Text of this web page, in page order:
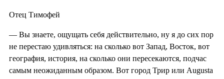
Отец Тимофей
— Вы знаете, ощущать себя действительно, ну я до сих пор
не перестаю удивляться: на сколько вот Запад, Восток, вот
география, история, на сколько они пересекаются, подчас
самым неожиданным образом. Вот город Трир или Augusta